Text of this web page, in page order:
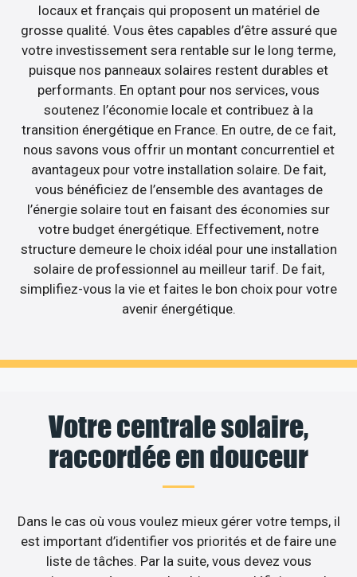
locaux et français qui proposent un matériel de
grosse qualité. Vous êtes capables d’être assuré que
votre investissement sera rentable sur le long terme,
puisque nos panneaux solaires restent durables et
performants. En optant pour nos services, vous
soutenez l’économie locale et contribuez à la
transition énergétique en France. En outre, de ce fait,
nous savons vous offrir un montant concurrentiel et
avantageux pour votre installation solaire. De fait,
vous bénéficiez de l’ensemble des avantages de
l’énergie solaire tout en faisant des économies sur
votre budget énergétique. Effectivement, notre
structure demeure le choix idéal pour une installation
solaire de professionnel au meilleur tarif. De fait,
simplifiez-vous la vie et faites le bon choix pour votre
avenir énergétique.
Votre centrale solaire,
raccordée en douceur
Dans le cas où vous voulez mieux gérer votre temps, il
est important d’identifier vos priorités et de faire une
liste de tâches. Par la suite, vous devez vous